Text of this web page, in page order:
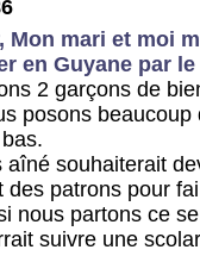
Mon mari et moi
en Guyane par
2 garçons de
posons
aîné souhaiterait
des patrons pour
nous partons ce
suivre une